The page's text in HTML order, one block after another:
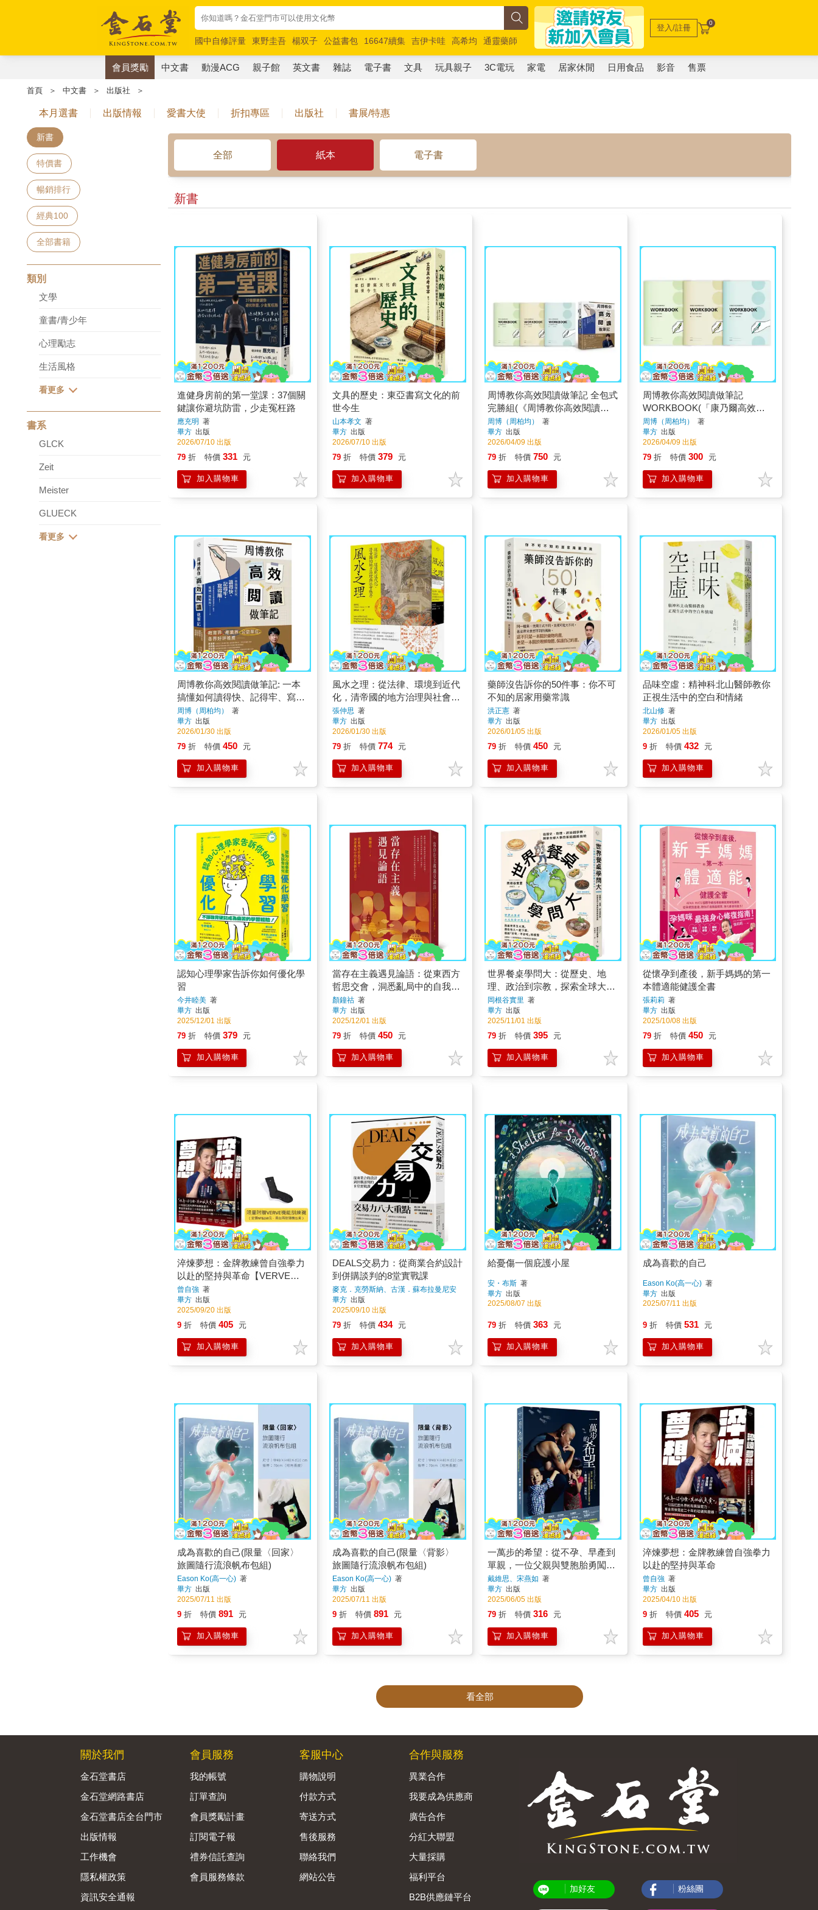
國中自修評量 東野圭吾 楊双子 公益書包 16647續集 吉伊卡哇 高希均
通靈藥師
唯紅花綻放
奧德賽 路邊攤新作 馬斯克 玩具總動員5 超慢跑
登入/註冊 0
會員獎勵 中文書 動漫ACG 親子館 英文書 雜誌 電子書 文具 玩具親子 3C電玩 家電 居家休閒 日用食品 影音 售票
首頁 ＞ 中文書 ＞ 出版社 ＞
本月選書 出版情報 愛書大使 折扣專區 出版社 書展/特惠
新書
特價書
暢銷排行
經典100
全部書籍
類別
文學
童書/青少年
心理勵志
生活風格
書系
GLCK
Zeit
Meister
GLUECK
全部 紙本 電子書
新書
進健身房前的第一堂課：37個關
鍵讓你避坑防雷，少走冤枉路
應充明 著
畢方 出版
2026/07/10 出版
79 折 特價 331 元
加入購物車
文具的歷史：東亞書寫文化的前
世今生
山本孝文 著
畢方 出版
2026/07/10 出版
79 折 特價 379 元
加入購物車
周博教你高效閱讀做筆記 全包式
完勝組(《周博教你高效閱讀做
筆記》單書+周博教你高效閱讀
做筆記WORKBOOK三冊(「康
乃爾高效執行筆記」「紅綠燈錯
題修正筆記」「WEF體驗式筆
記」)
周博（周柏均）
著
畢方 出版
2026/04/09 出版
79 折 特價 750 元
加入購物車
周博教你高效閱讀做筆記
WORKBOOK(「康乃爾高效執
行筆記」「紅綠燈錯題修正筆
記」「WEF體驗式筆記」全3
冊，不分售)
周博（周柏均）
著
畢方 出版
2026/04/09 出版
79 折 特價 300 元
加入購物車
周博教你高效閱讀做筆記: 一本
搞懂如何讀得快、記得牢、寫得
順！
周博（周柏均）
著
畢方 出版
2026/01/30 出版
79 折 特價 450 元
加入購物車
風水之理：從法律、環境到近代
化，清帝國的地方治理與社會秩
序
張仲思著
畢方 出版
2026/01/30 出版
79 折 特價 774 元
加入購物車
藥師沒告訴你的50件事：你不可
不知的居家用藥常識
洪正憲著
畢方 出版
2026/01/05 出版
79 折 特價 450 元
加入購物車
品味空虛：精神科北山醫師教你
正視生活中的空白和情緒
北山修著
畢方 出版
2026/01/05 出版
9 折 特價 432 元
加入購物車
認知心理學家告訴你如何優化學
習
今井睦美 著
畢方 出版
2025/12/01 出版
79 折 特價 379 元
加入購物車
當存在主義遇見論語：從東西方
哲思交會，洞悉亂局中的自我修
行之道
顏鐘祜著
畢方 出版
2025/12/01 出版
79 折 特價 450 元
加入購物車
世界餐桌學問大：從歷史、地
理、政治到宗教，探索全球大事
的家庭廚房冒險
岡根谷實里 著
畢方 出版
2025/11/01 出版
79 折 特價 395 元
加入購物車
從懷孕到產後，新手媽媽的第一
本體適能健護全書
張莉莉 著
畢方 出版
2025/10/08 出版
79 折 特價 450 元
加入購物車
淬煉夢想：金牌教練曾自強拳力
以赴的堅持與革命【VERVE機
能訓練襪限量贈品版】
曾自強 著
畢方 出版
2025/09/20 出版
9 折 特價 405 元
加入購物車
DEALS交易力：從商業合約設計
到併購談判的8堂實戰課
麥克．克勞斯納、古漢．蘇布拉曼尼安
著
畢方 出版
2025/09/10 出版
79 折 特價 434 元
加入購物車
給憂傷一個庇護小屋
安・布斯著
畢方 出版
2025/08/07 出版
79 折 特價 363 元
加入購物車
成為喜歡的自己
Eason Ko(高一心)著
畢方 出版
2025/07/11 出版
9 折 特價 531 元
加入購物車
成為喜歡的自己(限量〈回家〉
旅圖隨行流浪帆布包組)
Eason Ko(高一心) 著
畢方 出版
2025/07/11 出版
9 折 特價 891 元
加入購物車
成為喜歡的自己(限量〈背影〉
旅圖隨行流浪帆布包組)
Eason Ko(高一心)著
畢方 出版
2025/07/11 出版
9 折 特價 891 元
加入購物車
一萬步的希望：從不孕、早產到
單親，一位父親與雙胞胎勇闖世
界的英雄之旅
戴維思、宋燕如 著
畢方 出版
2025/06/05 出版
79 折 特價 316 元
加入購物車
淬煉夢想：金牌教練曾自強拳力
以赴的堅持與革命
曾自強著
畢方 出版
2025/04/10 出版
9 折 特價 405 元
加入購物車
看全部
關於我們
金石堂書店
金石堂網路書店
金石堂書店全台門市
出版情報
工作機會
隱私權政策
資訊安全通報
會員服務
我的帳號
訂單查詢
會員獎勵計畫
訂閱電子報
禮券信託查詢
會員服務條款
客服中心
購物說明
付款方式
寄送方式
售後服務
聯絡我們
網站公告
合作與服務
異業合作
我要成為供應商
廣告合作
分紅大聯盟
大量採購
福利平台
B2B供應鏈平台
加好友 粉絲團